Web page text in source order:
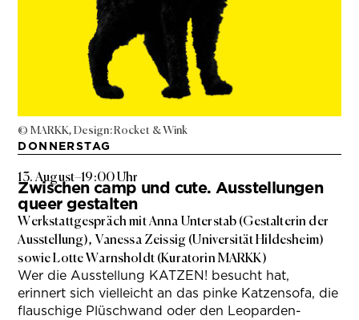
© MARKK, Design: Rocket & Wink
DONNERSTAG
13. August–19:00 Uhr
Zwischen camp und cute. Ausstellungen
queer gestalten
Werkstattgespräch mit Anna Unterstab (Gestalterin der
Ausstellung), Vanessa Zeissig (Universität Hildesheim)
sowie Lotte Warnsholdt (Kuratorin MARKK)
Wer die Ausstellung KATZEN! besucht hat,
erinnert sich vielleicht an das pinke Katzensofa, die
flauschige Plüschwand oder den Leoparden-